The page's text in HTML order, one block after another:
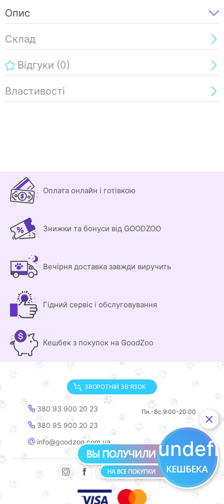
Опис
Склад
Відгуки (0)
Властивості
Оплата онлайн і готівкою
Знижки та бонуси від GOODZOO
Вечірня доставка завжди виручить
Гідний сервіс і обслуговування
Кешбек з покупок на GoodZoo
ЗВОРОТНІЙ ЗВ'ЯЗОК
380 93 900 20 23
380 95 900 20 23
info@goodzoo.com.ua
Пн.-Вс.9:00-20:00